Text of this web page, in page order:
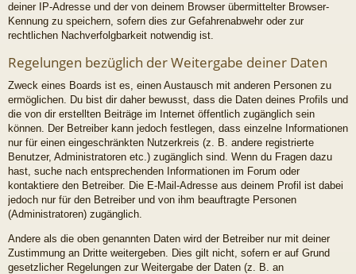
deiner IP-Adresse und der von deinem Browser übermittelter Browser-
Kennung zu speichern, sofern dies zur Gefahrenabwehr oder zur
rechtlichen Nachverfolgbarkeit notwendig ist.
Regelungen bezüglich der Weitergabe deiner Daten
Zweck eines Boards ist es, einen Austausch mit anderen Personen zu
ermöglichen. Du bist dir daher bewusst, dass die Daten deines Profils und
die von dir erstellten Beiträge im Internet öffentlich zugänglich sein
können. Der Betreiber kann jedoch festlegen, dass einzelne Informationen
nur für einen eingeschränkten Nutzerkreis (z. B. andere registrierte
Benutzer, Administratoren etc.) zugänglich sind. Wenn du Fragen dazu
hast, suche nach entsprechenden Informationen im Forum oder
kontaktiere den Betreiber. Die E-Mail-Adresse aus deinem Profil ist dabei
jedoch nur für den Betreiber und von ihm beauftragte Personen
(Administratoren) zugänglich.
Andere als die oben genannten Daten wird der Betreiber nur mit deiner
Zustimmung an Dritte weitergeben. Dies gilt nicht, sofern er auf Grund
gesetzlicher Regelungen zur Weitergabe der Daten (z. B. an